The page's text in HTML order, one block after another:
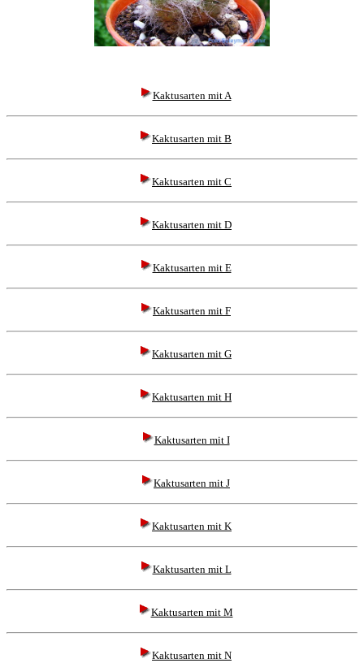
Kaktusarten mit A
Kaktusarten mit B
Kaktusarten mit C
Kaktusarten mit D
Kaktusarten mit E
Kaktusarten mit F
Kaktusarten mit G
Kaktusarten mit H
Kaktusarten mit I
Kaktusarten mit J
Kaktusarten mit K
Kaktusarten mit L
Kaktusarten mit M
Kaktusarten mit N